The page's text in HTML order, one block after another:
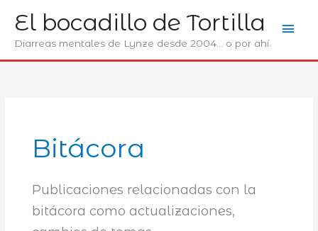
contenido
El bocadillo de Tortilla
Diarreas mentales de Lynze desde 2004... o por ahí.
Bitácora
Publicaciones relacionadas con la
bitácora como actualizaciones,